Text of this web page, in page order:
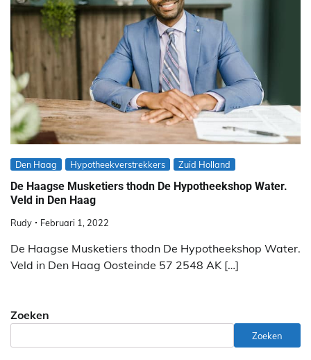
Den Haag Hypotheekverstrekkers Zuid Holland
De Haagse Musketiers thodn De Hypotheekshop Water.
Veld in Den Haag
Rudy Februari 1, 2022
De Haagse Musketiers thodn De Hypotheekshop Water.
Veld in Den Haag Oosteinde 57 2548 AK […]
Zoeken
Zoeken